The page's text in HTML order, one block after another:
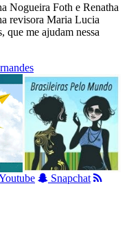
Nogueira Foth e Renatha
revisora Maria Lucia
que me ajudam nessa
Snapchat